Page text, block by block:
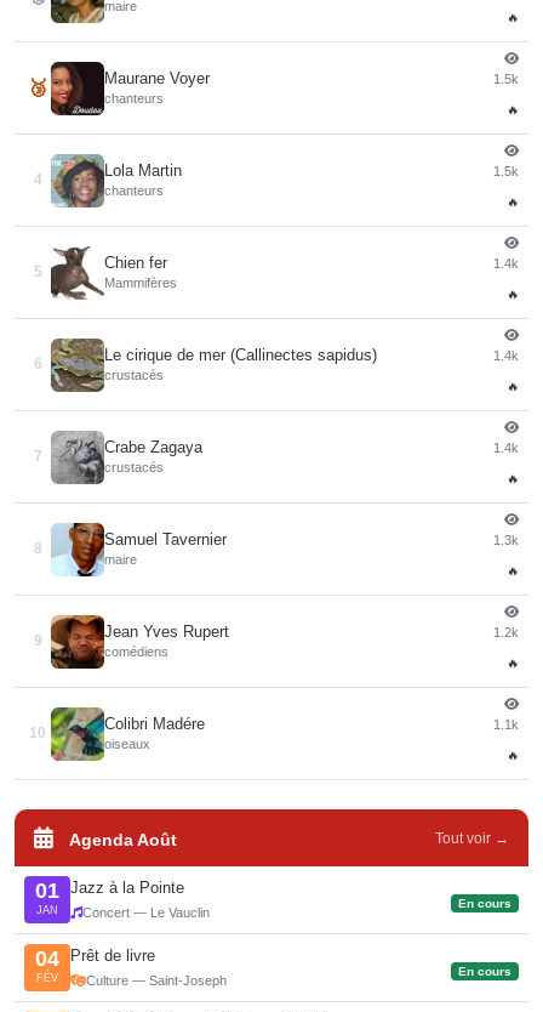
maire
🔥
🥉 Maurane Voyer
chanteurs
1.5k
🔥
4
Lola Martin
chanteurs
1.5k
🔥
5
Chien fer
Mammifères
1.4k
🔥
6
Le cirique de mer (Callinectes sapidus)
crustacés
1.4k
🔥
7
Crabe Zagaya
crustacés
1.4k
🔥
8
Samuel Tavernier
maire
1.3k
🔥
9
Jean Yves Rupert
comédiens
1.2k
🔥
10
Colibri Madére
oiseaux
1.1k
🔥
Agenda Août Tout voir →
01
JAN
Jazz à la Pointe
Concert — Le Vauclin
En cours
04
FÉV
Prêt de livre
Culture — Saint-Joseph
En cours